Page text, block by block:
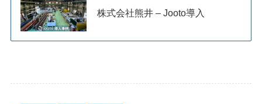
株式会社熊井 – Jooto導入